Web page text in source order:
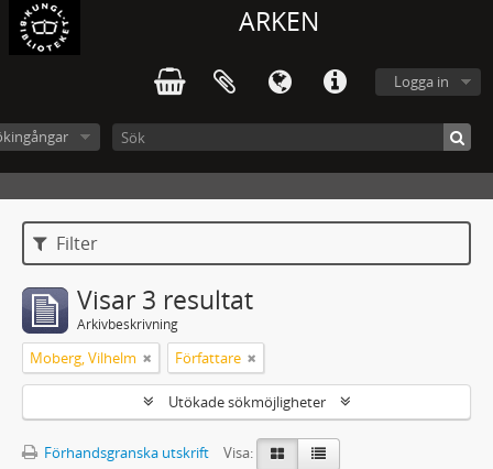
ARKEN
Logga in
Filter
Visar 3 resultat
Arkivbeskrivning
Moberg, Vilhelm Författare
Utökade sökmöjligheter
Förhandsgranska utskrift
Visa: